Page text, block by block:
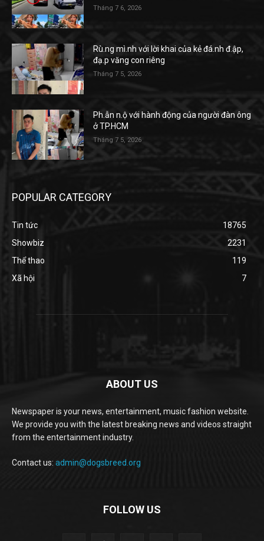
Tháng 7 6, 2026
Rù.ng mì.nh với lời khai của kẻ đá.nh đ.ập,
đạ.p văng con riêng
Tháng 7 5, 2026
Ph.ẫn n.ộ với hành động của người đàn ông
ở TP.HCM
Tháng 7 5, 2026
POPULAR CATEGORY
Tin tức
18765
Showbiz
2231
Thể thao
119
Xã hội
7
ABOUT US
Newspaper is your news, entertainment, music fashion website.
We provide you with the latest breaking news and videos straight
from the entertainment industry.
Contact us: admin@dogsbreed.org
FOLLOW US